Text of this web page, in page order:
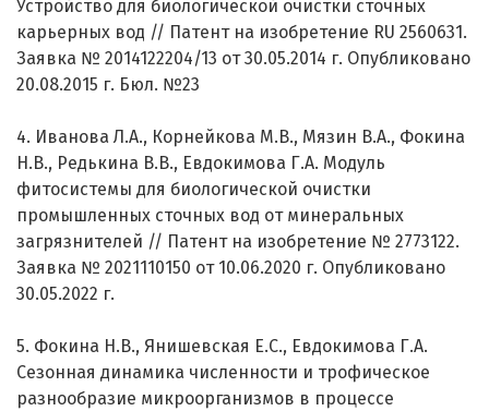
Устройство для биологической очистки сточных
карьерных вод // Патент на изобретение RU 2560631.
Заявка № 2014122204/13 от 30.05.2014 г. Опубликовано
20.08.2015 г. Бюл. №23
4. Иванова Л.А., Корнейкова М.В., Мязин В.А., Фокина
Н.В., Редькина В.В., Евдокимова Г.А. Модуль
фитосистемы для биологической очистки
промышленных сточных вод от минеральных
загрязнителей // Патент на изобретение № 2773122.
Заявка № 2021110150 от 10.06.2020 г. Опубликовано
30.05.2022 г.
5. Фокина Н.В., Янишевская Е.С., Евдокимова Г.А.
Сезонная динамика численности и трофическое
разнообразие микроорганизмов в процессе